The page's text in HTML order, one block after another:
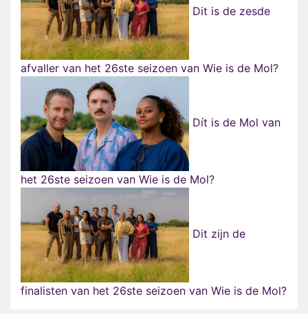
Dit is de zesde
afvaller van het 26ste seizoen van Wie is de Mol?
Dít is de Mol van
het 26ste seizoen van Wie is de Mol?
Dit zijn de
finalisten van het 26ste seizoen van Wie is de Mol?